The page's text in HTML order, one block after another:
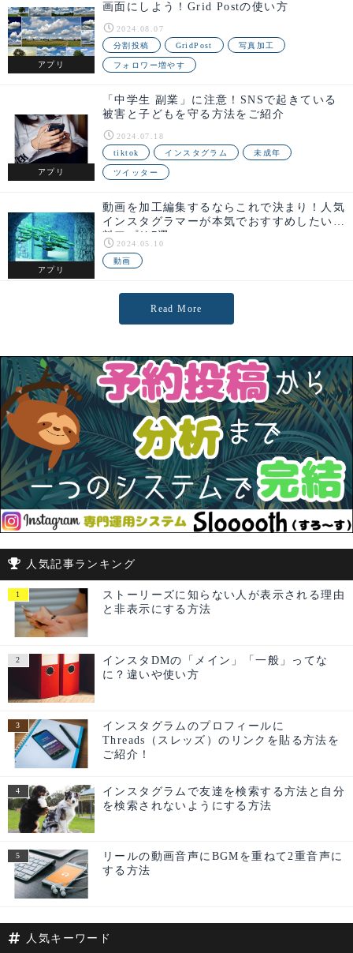
アプリ
画面にしよう！Grid Postの使い方
2024.08.07
分割投稿
GridPost 写真加工
フォロワー増やす
アプリ
「中学生 副業」に注意！SNSで起きている
被害と子どもを守る方法をご紹介
2024.07.18
tiktok
インスタグラム 未成年
ツイッター
アプリ
動画を加工編集するならこれで決まり！人気
インスタグラマーが本気でおすすめしたい無
料アプリ7選
2024.05.10
動画
Read More
人気記事ランキング
ストーリーズに知らない人が表示される理由
と非表示にする方法
インスタDMの「メイン」「一般」ってな
に？違いや使い方
インスタグラムのプロフィールに
Threads（スレッズ）のリンクを貼る方法を
ご紹介！
インスタグラムで友達を検索する方法と自分
を検索されないようにする方法
リールの動画音声にBGMを重ねて2重音声に
する方法
人気キーワード